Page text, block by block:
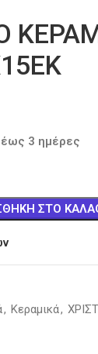
3 ημέρες
ΣΤΟ
, Κεραμικά,